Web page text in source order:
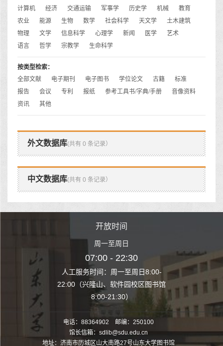
计算机
经济 交通运输 军事学 历史学 机械
教育
农业
能源 生物 数学 社会科学 天文学
土木建筑
物理
文学 信息科学 心理学 新闻 医学
艺术
语言
哲学 宗教学 生命科学
按类型检索：
全部文献
电子期刊 电子图书 学位论文 古籍
标准
报告
会议 专利 报纸 参考工具书/字典/手册
音像资料
资讯
其他
外文数据库(共有 0 条记录）
中文数据库(共有 0 条记录）
至周日8:00-
园校区图书馆
开放时间
周一至周日
07:00 - 22:30
人工服务时间：周一至周日8:00-
22:00（兴隆山、软件园校区图书馆
8:00-21:30）
人工服务时间
22:00（兴隆山
电话：88364902 邮编：250100
馆长信箱：sdlib@sdu.edu.cn
地址：济南市历城区山大南路27号山东大学图书馆